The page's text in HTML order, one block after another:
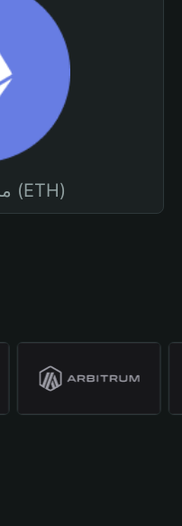
محفظة إيثيريوم (ETH)